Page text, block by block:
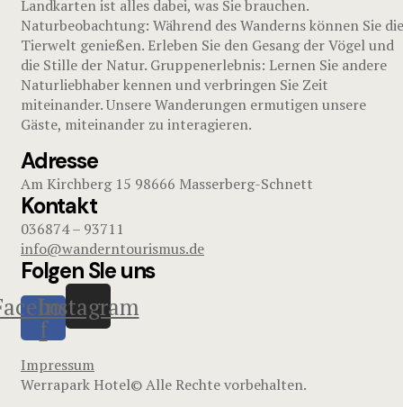
Landkarten ist alles dabei, was Sie brauchen.
Naturbeobachtung: Während des Wanderns können Sie die
Tierwelt genießen. Erleben Sie den Gesang der Vögel und
die Stille der Natur. Gruppenerlebnis: Lernen Sie andere
Naturliebhaber kennen und verbringen Sie Zeit
miteinander. Unsere Wanderungen ermutigen unsere
Gäste, miteinander zu interagieren.
Adresse
Am Kirchberg 15 98666 Masserberg-Schnett
Kontakt
036874 – 93711
info@wanderntourismus.de
Folgen SIe uns
f
Instagram
Impressum
Werrapark Hotel© Alle Rechte vorbehalten.